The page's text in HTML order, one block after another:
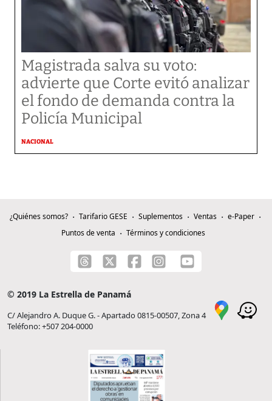
Magistrada salva su voto:
advierte que Corte evitó analizar
el fondo de demanda contra la
Policía Municipal
NACIONAL
¿Quiénes somos? Tarifario GESE Suplementos Ventas
e-Paper
Puntos de venta
Términos y condiciones
© 2019 La Estrella de Panamá
C/ Alejandro A. Duque G. - Apartado 0815-00507, Zona 4
Teléfono: +507 204-0000